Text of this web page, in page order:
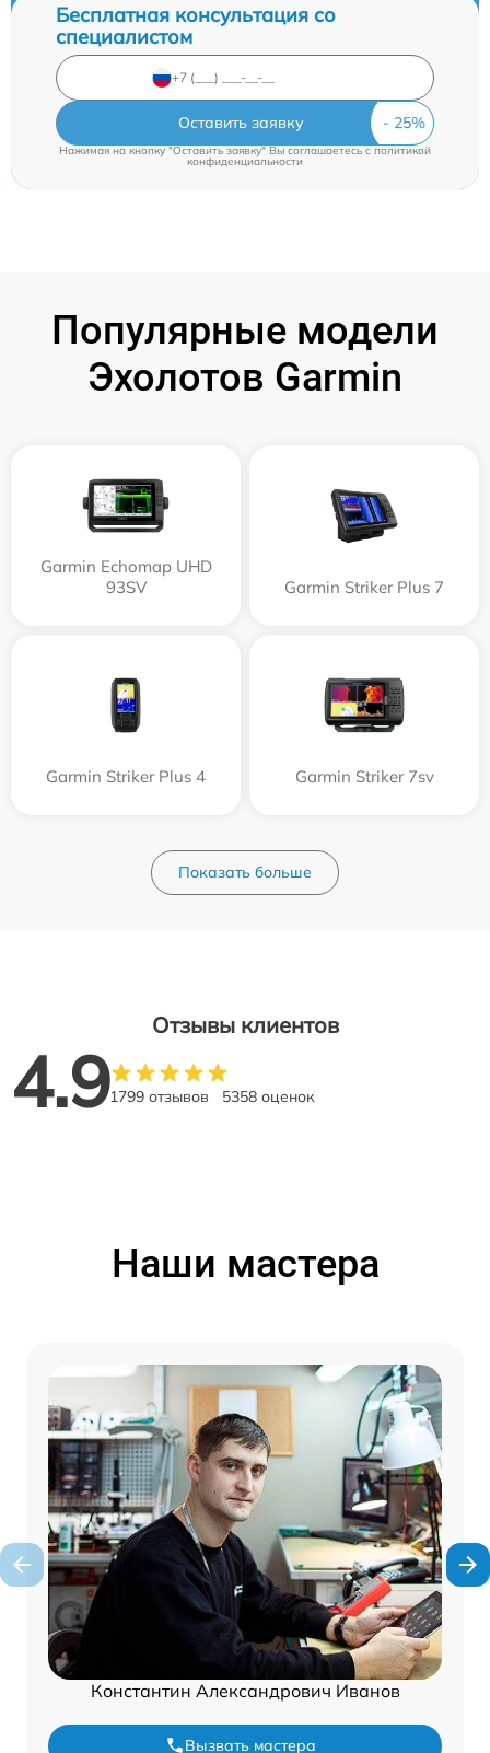
Бесплатная консультация со
специалистом
Оставить заявку
Нажимая на кнопку "Оставить заявку" Вы соглашаетесь cполитикой
конфиденциальности
Популярные модели
Эхолотов Garmin
Garmin Echomap UHD
93SV
Garmin Striker Plus 7
Garmin Striker Plus 4 Garmin Striker 7sv
Показать больше
Отзывы клиентов
4.91799 отзывов 5358 оценок
Наши мастера
Константин Александрович Иванов
Вызвать мастера